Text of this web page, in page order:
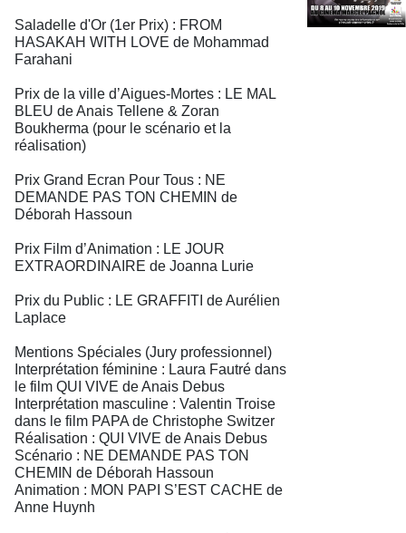
Saladelle d'Or (1er Prix) : FROM
HASAKAH WITH LOVE de Mohammad
Farahani
Prix de la ville d’Aigues-Mortes : LE MAL
BLEU de Anais Tellene & Zoran
Boukherma (pour le scénario et la
réalisation)
Prix Grand Ecran Pour Tous : NE
DEMANDE PAS TON CHEMIN de
Déborah Hassoun
Prix Film d’Animation : LE JOUR
EXTRAORDINAIRE de Joanna Lurie
Prix du Public : LE GRAFFITI de Aurélien
Laplace
Mentions Spéciales (Jury professionnel)
Interprétation féminine : Laura Fautré dans
le film QUI VIVE de Anais Debus
Interprétation masculine : Valentin Troise
dans le film PAPA de Christophe Switzer
Réalisation : QUI VIVE de Anais Debus
Scénario : NE DEMANDE PAS TON
CHEMIN de Déborah Hassoun
Animation : MON PAPI S’EST CACHE de
Anne Huynh